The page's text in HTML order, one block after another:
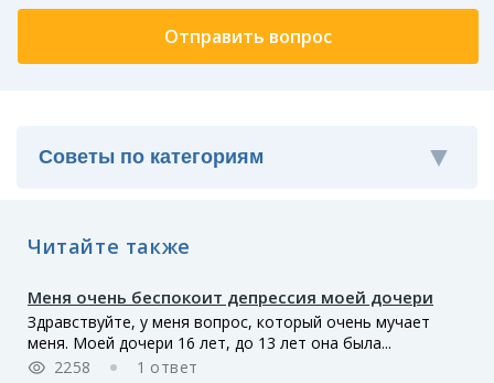
Читайте также
Меня очень беспокоит депрессия моей дочери
Здравствуйте, у меня вопрос, который очень мучает
меня. Моей дочери 16 лет, до 13 лет она была...
2258
1 ответ